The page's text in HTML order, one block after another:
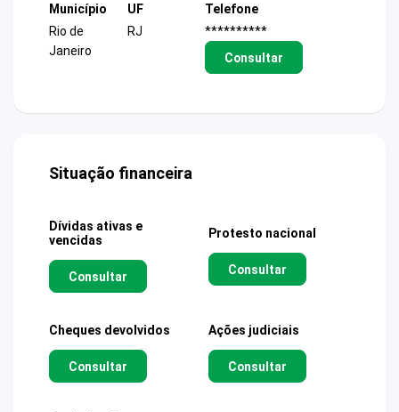
Município
Rio de
Janeiro
UF
RJ
Telefone
**********
Consultar
Situação financeira
Dívidas ativas e
vencidas
Consultar
Protesto nacional
Consultar
Cheques devolvidos
Consultar
Ações judiciais
Consultar